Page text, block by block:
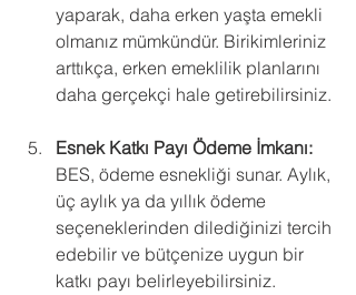
yaparak, daha erken yaşta emekli
olmanız mümkündür. Birikimleriniz
arttıkça, erken emeklilik planlarını
daha gerçekçi hale getirebilirsiniz.
Esnek Katkı Payı Ödeme İmkanı:
BES, ödeme esnekliği sunar. Aylık,
üç aylık ya da yıllık ödeme
seçeneklerinden dilediğinizi tercih
edebilir ve bütçenize uygun bir
katkı payı belirleyebilirsiniz.